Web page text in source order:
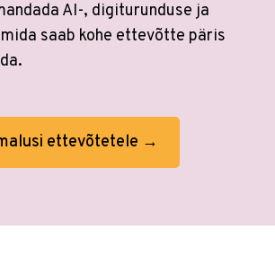
AI-, digiturunduse ja
saab kohe ettevõtte päris
ettevõtetele →